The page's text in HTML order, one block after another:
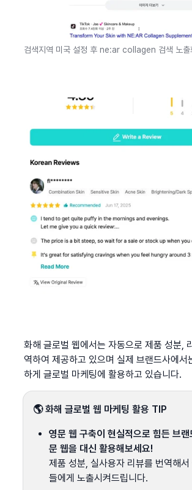
검색지역 미국 설정 후 ne:ar collagen 검색 노출
화해 글로벌 웹에서는 자동으로 제품 성분,
역하여 제공하고 있으며 실제 브랜드사에서
하게 글로벌 마케팅에 활용하고 있습니다.
🌎 화해 글로벌 웹 마케팅 활용 TIP
영문 웹 구축이 현실적으로 힘든 브랜
문 웹을 대신 활용해보세요!
제품 성분, 실사용자 리뷰를 번역해
들에게 노출시켜드립니다.